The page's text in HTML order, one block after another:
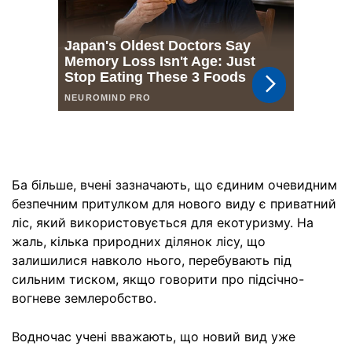
Ба більше, вчені зазначають, що єдиним очевидним
безпечним притулком для нового виду є приватний
ліс, який використовується для екотуризму. На
жаль, кілька природних ділянок лісу, що
залишилися навколо нього, перебувають під
сильним тиском, якщо говорити про підсічно-
вогневе землеробство.
Водночас учені вважають, що новий вид уже